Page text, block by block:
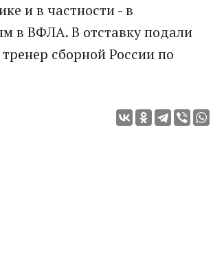
и в частности - в
в ВФЛА. В отставку подали
сборной России по